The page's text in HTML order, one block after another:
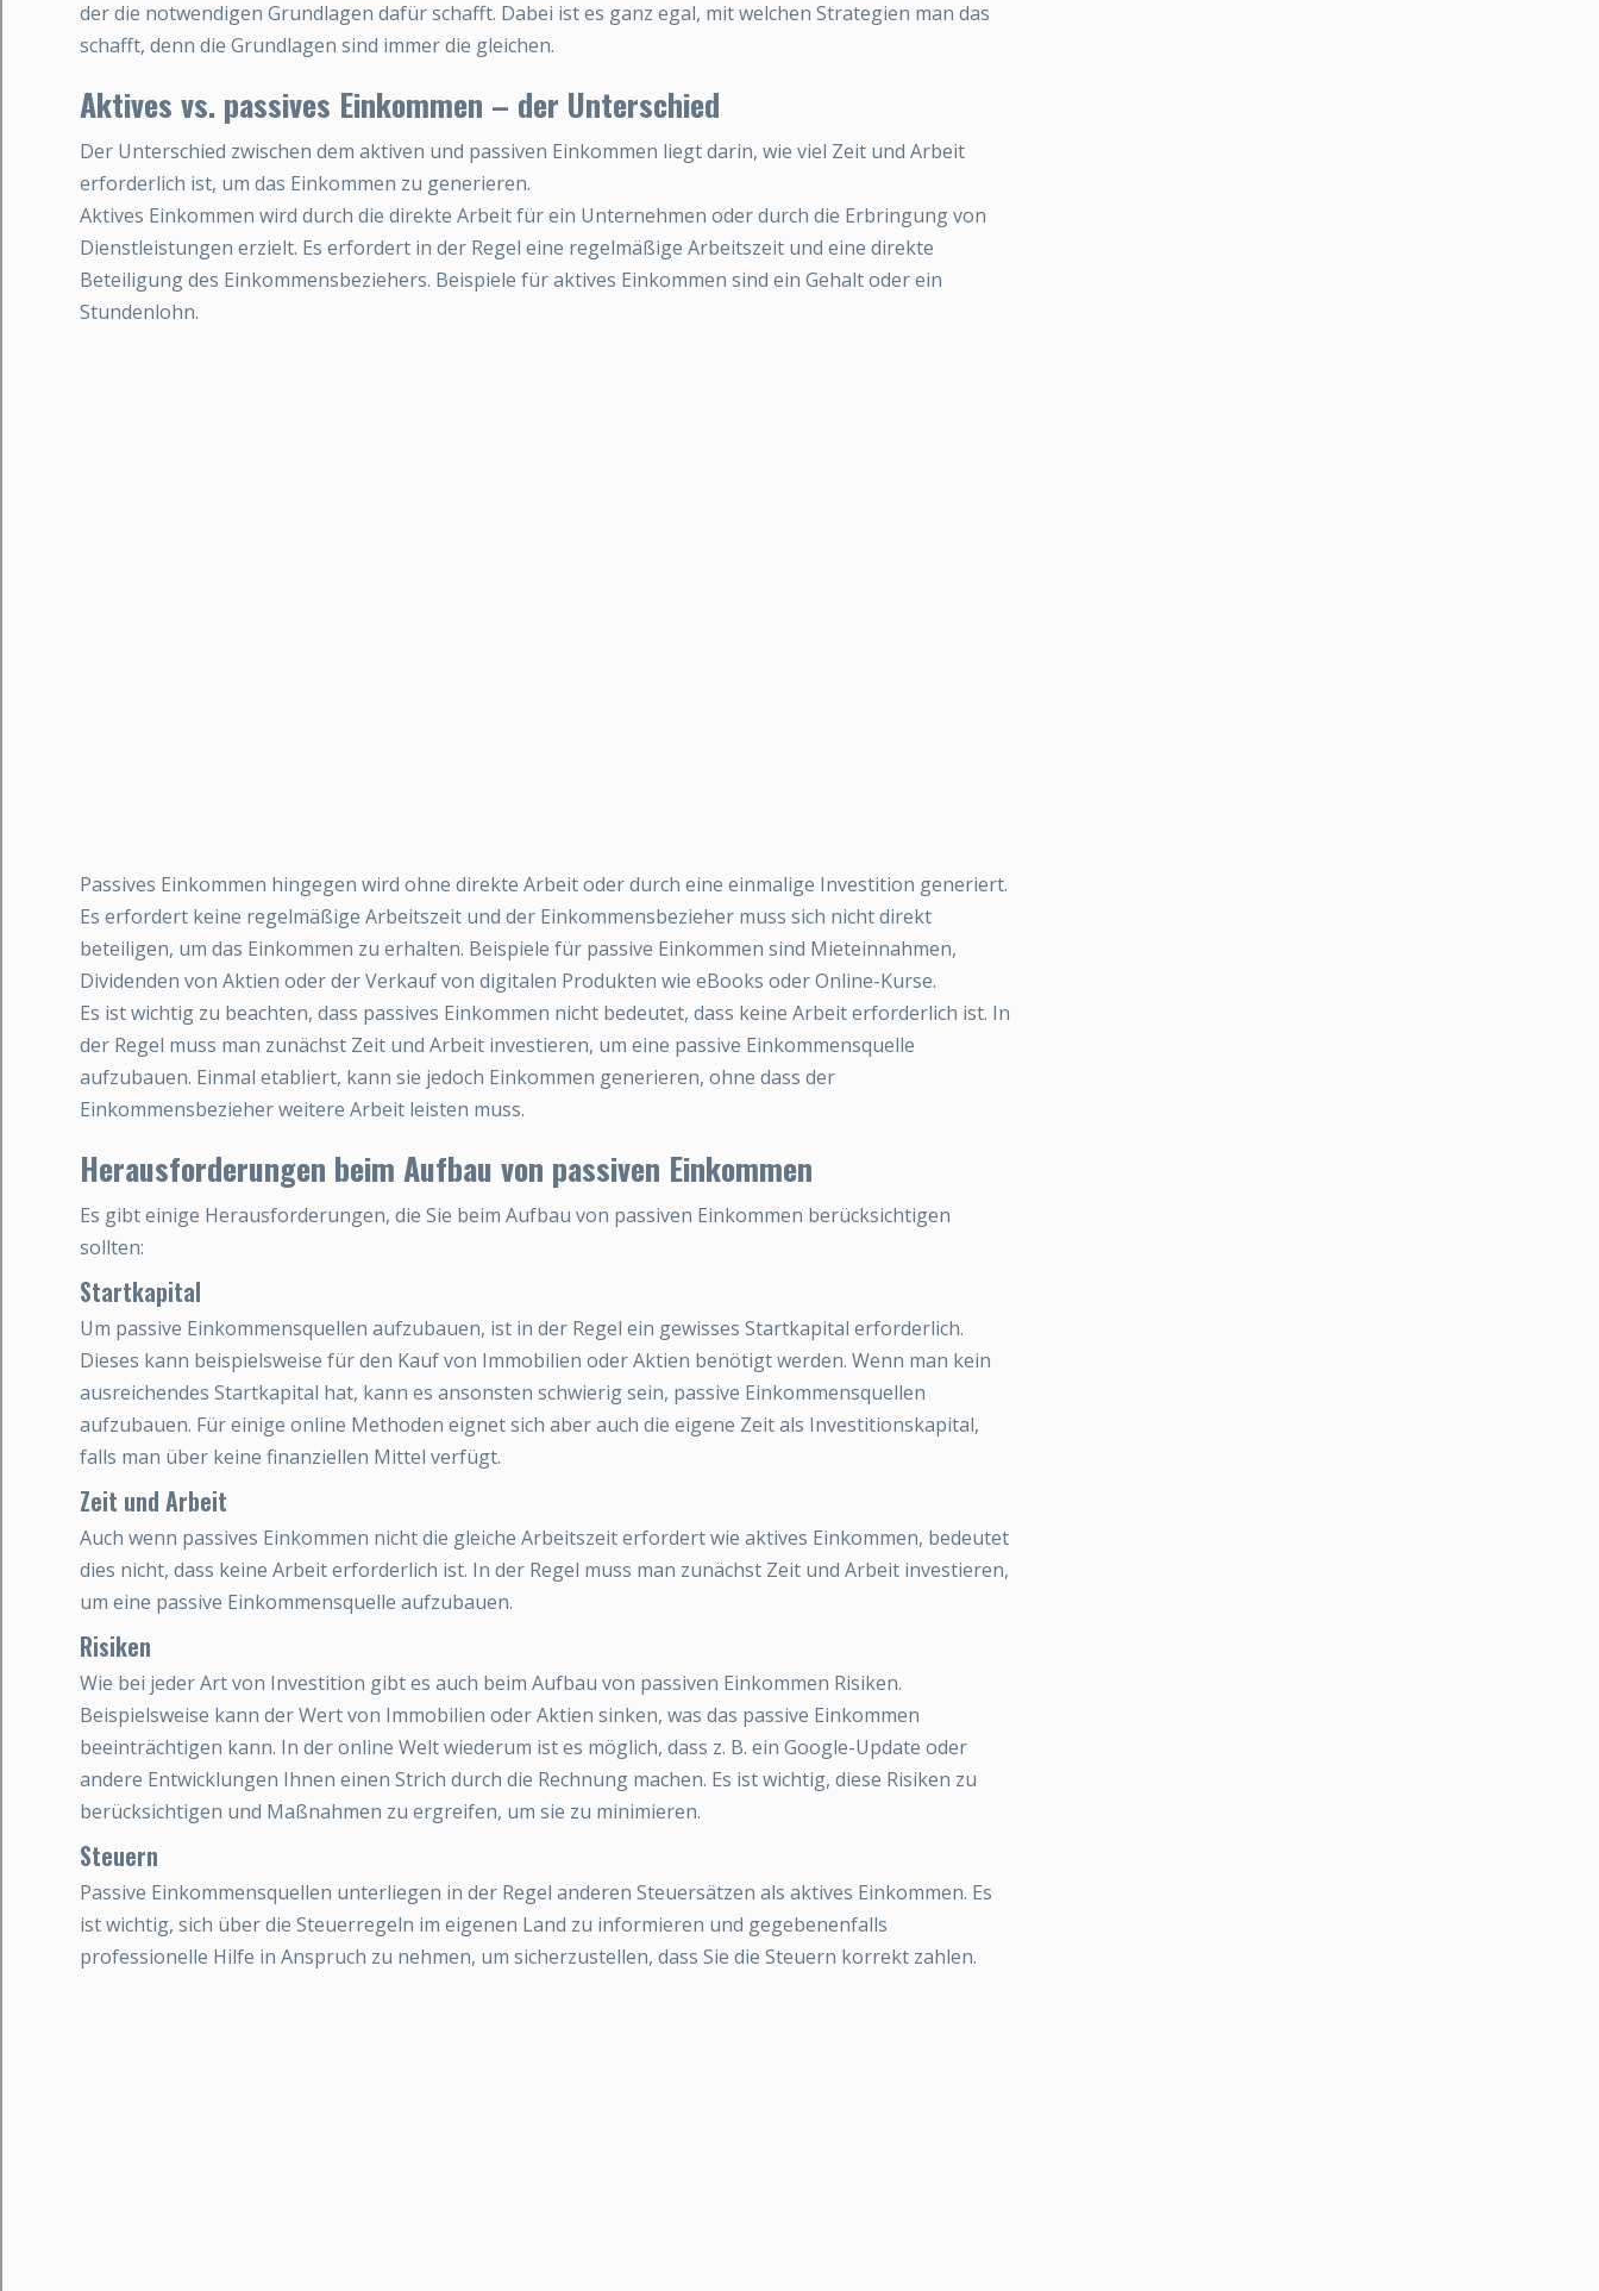
der die notwendigen Grundlagen dafür schafft. Dabei ist es ganz egal, mit welchen Strategien man das
schafft, denn die Grundlagen sind immer die gleichen.
Aktives vs. passives Einkommen – der Unterschied
Der Unterschied zwischen dem aktiven und passiven Einkommen liegt darin, wie viel Zeit und Arbeit
erforderlich ist, um das Einkommen zu generieren.
Aktives Einkommen wird durch die direkte Arbeit für ein Unternehmen oder durch die Erbringung von
Dienstleistungen erzielt. Es erfordert in der Regel eine regelmäßige Arbeitszeit und eine direkte
Beteiligung des Einkommensbeziehers. Beispiele für aktives Einkommen sind ein Gehalt oder ein
Stundenlohn.
Passives Einkommen hingegen wird ohne direkte Arbeit oder durch eine einmalige Investition generiert.
Es erfordert keine regelmäßige Arbeitszeit und der Einkommensbezieher muss sich nicht direkt
beteiligen, um das Einkommen zu erhalten. Beispiele für passive Einkommen sind Mieteinnahmen,
Dividenden von Aktien oder der Verkauf von digitalen Produkten wie eBooks oder Online-Kurse.
Es ist wichtig zu beachten, dass passives Einkommen nicht bedeutet, dass keine Arbeit erforderlich ist. In
der Regel muss man zunächst Zeit und Arbeit investieren, um eine passive Einkommensquelle
aufzubauen. Einmal etabliert, kann sie jedoch Einkommen generieren, ohne dass der
Einkommensbezieher weitere Arbeit leisten muss.
Herausforderungen beim Aufbau von passiven Einkommen
Es gibt einige Herausforderungen, die Sie beim Aufbau von passiven Einkommen berücksichtigen
sollten:
Startkapital
Um passive Einkommensquellen aufzubauen, ist in der Regel ein gewisses Startkapital erforderlich.
Dieses kann beispielsweise für den Kauf von Immobilien oder Aktien benötigt werden. Wenn man kein
ausreichendes Startkapital hat, kann es ansonsten schwierig sein, passive Einkommensquellen
aufzubauen. Für einige online Methoden eignet sich aber auch die eigene Zeit als Investitionskapital,
falls man über keine finanziellen Mittel verfügt.
Zeit und Arbeit
Auch wenn passives Einkommen nicht die gleiche Arbeitszeit erfordert wie aktives Einkommen, bedeutet
dies nicht, dass keine Arbeit erforderlich ist. In der Regel muss man zunächst Zeit und Arbeit investieren,
um eine passive Einkommensquelle aufzubauen.
Risiken
Wie bei jeder Art von Investition gibt es auch beim Aufbau von passiven Einkommen Risiken.
Beispielsweise kann der Wert von Immobilien oder Aktien sinken, was das passive Einkommen
beeinträchtigen kann. In der online Welt wiederum ist es möglich, dass z. B. ein Google-Update oder
andere Entwicklungen Ihnen einen Strich durch die Rechnung machen. Es ist wichtig, diese Risiken zu
berücksichtigen und Maßnahmen zu ergreifen, um sie zu minimieren.
Steuern
Passive Einkommensquellen unterliegen in der Regel anderen Steuersätzen als aktives Einkommen. Es
ist wichtig, sich über die Steuerregeln im eigenen Land zu informieren und gegebenenfalls
professionelle Hilfe in Anspruch zu nehmen, um sicherzustellen, dass Sie die Steuern korrekt zahlen.